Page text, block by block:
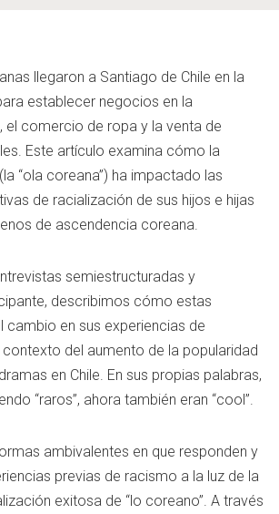
llegaron a Santiago de Chile en la
establecer negocios en la
el comercio de ropa y la venta de
Este artículo examina cómo la
“ola coreana”) ha impactado las
de racialización de sus hijos e hijas
de ascendencia coreana.
semiestructuradas y
describimos cómo estas
cambio en sus experiencias de
del aumento de la popularidad
en Chile. En sus propias palabras,
“raros”, ahora también eran “cool”.
ambivalentes en que responden y
previas de racismo a la luz de la
exitosa de “lo coreano”. A través